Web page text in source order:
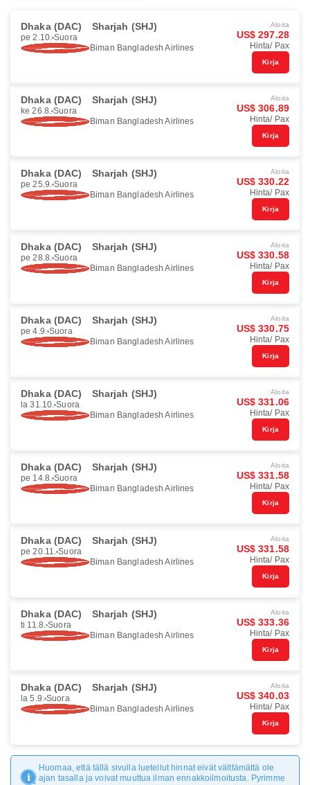
Dhaka (DAC) Sharjah (SHJ)
pe 2.10. Suora
Biman Bangladesh Airlines
Aloita
US$ 297.28
Hinta/ Pax
Kirja
Dhaka (DAC) Sharjah (SHJ)
ke 26.8. Suora
Biman Bangladesh Airlines
Aloita
US$ 306.89
Hinta/ Pax
Kirja
Dhaka (DAC) Sharjah (SHJ)
pe 25.9. Suora
Biman Bangladesh Airlines
Aloita
US$ 330.22
Hinta/ Pax
Kirja
Dhaka (DAC) Sharjah (SHJ)
pe 28.8. Suora
Biman Bangladesh Airlines
Aloita
US$ 330.58
Hinta/ Pax
Kirja
Dhaka (DAC) Sharjah (SHJ)
pe 4.9. Suora
Biman Bangladesh Airlines
Aloita
US$ 330.75
Hinta/ Pax
Kirja
Dhaka (DAC) Sharjah (SHJ)
la 31.10. Suora
Biman Bangladesh Airlines
Aloita
US$ 331.06
Hinta/ Pax
Kirja
Dhaka (DAC) Sharjah (SHJ)
pe 14.8. Suora
Biman Bangladesh Airlines
Aloita
US$ 331.58
Hinta/ Pax
Kirja
Dhaka (DAC) Sharjah (SHJ)
pe 20.11. Suora
Biman Bangladesh Airlines
Aloita
US$ 331.58
Hinta/ Pax
Kirja
Dhaka (DAC) Sharjah (SHJ)
ti 11.8. Suora
Biman Bangladesh Airlines
Aloita
US$ 333.36
Hinta/ Pax
Kirja
Dhaka (DAC) Sharjah (SHJ)
la 5.9. Suora
Biman Bangladesh Airlines
Aloita
US$ 340.03
Hinta/ Pax
Kirja
Huomaa, että tällä sivulla luetellut hinnat eivät välttämättä ole
ajan tasalla ja voivat muuttua ilman ennakkoilmoitusta. Pyrimme